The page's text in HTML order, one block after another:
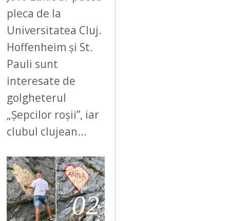
pleca de la
Universitatea Cluj.
Hoffenheim și St.
Pauli sunt
interesate de
golgheterul
„Șepcilor roșii”, iar
clubul clujean…
02